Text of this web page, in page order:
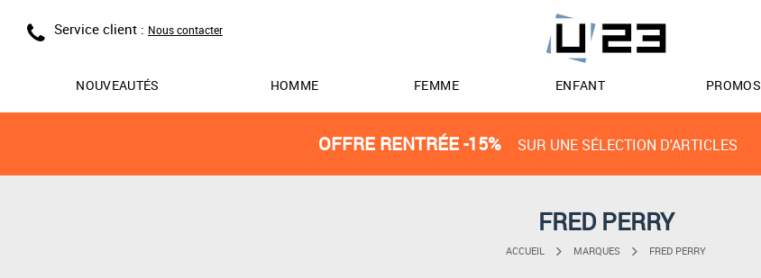
Service client : Nous contacter
NOUVEAUTÉS HOMME FEMME ENFANT PROMOS
OFFRE RENTRÉE -15% SUR UNE SÉLECTION D'ARTICLES
FRED PERRY
ACCUEIL MARQUES FRED PERRY